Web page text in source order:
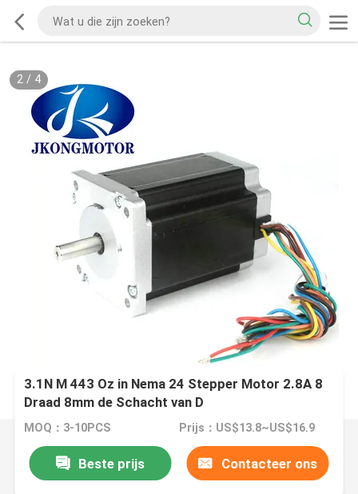
2/ 4
3.1N M 443 Oz in Nema 24 Stepper Motor 2.8A 8
Draad 8mm de Schacht van D
MOQ：3-10PCS Prijs：US$13.8~US$16.9
Beste prijs Contacteer ons